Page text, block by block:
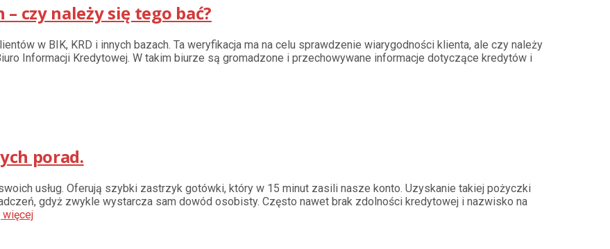
czy należy się tego bać?
w BIK, KRD i innych bazach. Ta weryfikacja ma na celu sprawdzenie wiarygodności klienta, ale czy należy
Informacji Kredytowej. W takim biurze są gromadzone i przechowywane informacje dotyczące kredytów i
porad.
usług. Oferują szybki zastrzyk gotówki, który w 15 minut zasili nasze konto. Uzyskanie takiej pożyczki
gdyż zwykle wystarcza sam dowód osobisty. Często nawet brak zdolności kredytowej i nazwisko na
więcej